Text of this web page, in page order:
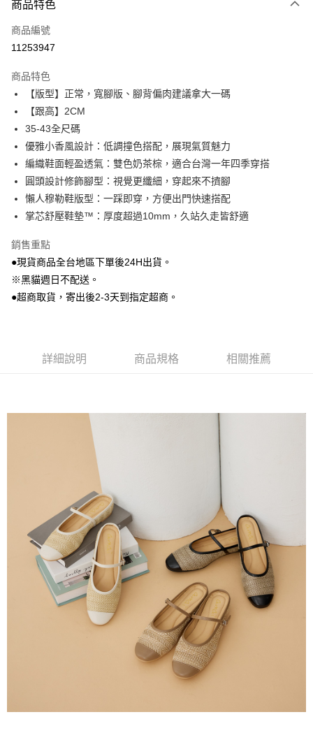
信用卡一次付款
超商取貨付款
Apple Pay
街口支付
Google Pay
大哥付你分期
相關說明
【大哥付你分期使用說明】
1.本服務由台灣大哥大提供，台灣大哥大用戶可立即使用無須另外申請。
流程，驗證手機門號後，選擇欲分期的期數、繳款截止日，確認付款後即完
成交易。
3.實際核准額度、可分期數及費用金額請依後續交易確認頁面所載為準。
4.訂單成立30分鐘內，如未前往確認交易或遇審核未通過，訂單將自動取
法說明評估內容。
2.透過簡訊連結打開帳單後，可選擇「超商條碼／台灣大直營門市／銀行轉
帳／街口支付／iPASS MONEY」等通路繳費。
用戶於交易時，得透過本服務購買商品或服務，並由商店將買賣／分期付款
買賣價金債權讓與本公司後，依約使用本公司帳單繳交帳款。
2.基於同意付款使用「大哥付你分期」之契約關係目的，商店將以您的個人
資料（包含姓名、電話或地址）提供予台灣大哥大進項蒐集、處理及利用，
由本公司與您本人進行分期帳單所需資料之確認、核對及更正。
3.完整用戶服務條款，請詳閱以下連結：
AFTEE先享後付
【關於「AFTEE先享後付」】
AFTEE先享後付是「在收到商品之後才付款」的支付方式。 讓您購物簡單
便利好安心！
１．簡單：不需註冊會員、不需綁卡、不需儲值。
２．便利：只要手機號碼，簡訊認證，即可結帳。
結帳頁面，進行簡訊認證並確認金額後，即可完成結帳。
購買商品的店家。未經商家同意取消之訂單仍視為有效，需透過AFTEE先享
後付繳納相關費用。
※ 交易是否成功請以「AFTEE先享後付 」之結帳頁面顯示為準，若有關於
是否繳費成功／繳費後需取消欲退款等相關疑問，請聯繫「AFTEE先享後付
https://netprotections.freshdesk.com/support/home
１．透過由恩沛科技股份有限公司提供之「AFTEE先享後付」服務完成之交
易，需依本服務之必要範圍內提供個人資料，並將交易相關給付款項請求債
權轉讓予恩沛科技股份有限公司。
２．關於個人資料處理事宜，請瀏覽以下網址：
https://aftee.tw/terms/#terms3
３．未成年的使用者請事先徵得法定代理人或監護人之同意方可使用
「AFTEE先享後付」，若未經同意申辦者引起之損失，本公司不負相關責
４．使用「AFTEE先享後付」時，將依據個別帳號之用戶狀況，依本公司即
時審查核予不同之上限額度；若仍有額度不足之情形，本公司將視審查結果
５．嚴禁一人註冊多個帳號或使用他人資訊註冊。若發現惡意使用之情形，
恩沛科技股份有限公司將有權停止該用戶之使用額度並採取法律行動。
貨到付款
每筆NT$80，滿NT$799(含以上)免運費
每筆NT$80，滿NT$799(含以上)免運費
每筆NT$80，滿NT$799(含以上)免運費
黑貓宅配
每筆NT$80，滿NT$799(含以上)免運費
離島黑貓宅配
每筆NT$200
付款後門市自取
每筆NT$80，滿NT$799(含以上)免運費
商品特色
商品編號
11253947
商品特色
【版型】正常，寬腳版、腳背偏肉建議拿大一碼
【跟高】2CM
35-43全尺碼
優雅小香風設計：低調撞色搭配，展現氣質魅力
編織鞋面輕盈透氣：雙色奶茶棕，適合台灣一年四季穿搭
圓頭設計修飾腳型：視覺更纖細，穿起來不擠腳
懶人穆勒鞋版型：一踩即穿，方便出門快速搭配
掌芯舒壓鞋墊™：厚度超過10mm，久站久走皆舒適
銷售重點
●現貨商品全台地區下單後24H出貨。
※黑貓週日不配送。
●超商取貨，寄出後2-3天到指定超商。
詳細說明 商品規格 相關推薦